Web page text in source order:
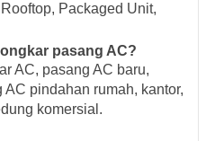
Packaged Unit,
pasang AC?
AC, pasang AC baru,
pindahan rumah, kantor,
komersial.